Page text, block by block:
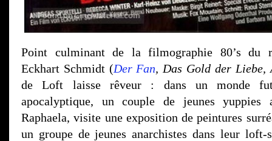
Point culminant de la filmographie 80’s du
Eckhart Schmidt (Der Fan, Das Gold der Liebe,
de Loft laisse rêveur : dans un monde
apocalyptique, un couple de jeunes yuppies
Raphaela, visite une exposition de peintures
un groupe de jeunes anarchistes dans leur loft-